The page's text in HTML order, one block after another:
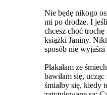
Nie będę nikogo
mi po drodze. I
chcesz choć
książki Janiny.
sposób nie
Płakałam ze
bawiłam się,
śmiałby się, kiedy